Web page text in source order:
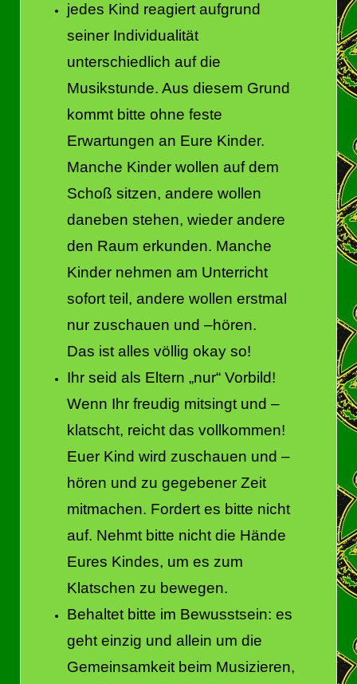
jedes Kind reagiert aufgrund
seiner Individualität
unterschiedlich auf die
Musikstunde. Aus diesem Grund
kommt bitte ohne feste
Erwartungen an Eure Kinder.
Manche Kinder wollen auf dem
Schoß sitzen, andere wollen
daneben stehen, wieder andere
den Raum erkunden. Manche
Kinder nehmen am Unterricht
sofort teil, andere wollen erstmal
nur zuschauen und –hören.
Das ist alles völlig okay so!
Ihr seid als Eltern „nur“ Vorbild!
Wenn Ihr freudig mitsingt und –
klatscht, reicht das vollkommen!
Euer Kind wird zuschauen und –
hören und zu gegebener Zeit
mitmachen. Fordert es bitte nicht
auf. Nehmt bitte nicht die Hände
Eures Kindes, um es zum
Klatschen zu bewegen.
Behaltet bitte im Bewusstsein: es
geht einzig und allein um die
Gemeinsamkeit beim Musizieren,